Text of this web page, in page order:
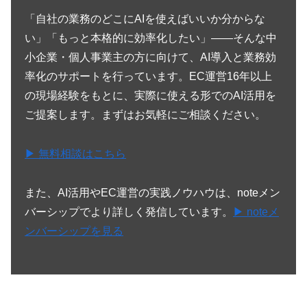
「自社の業務のどこにAIを使えばいいか分からな
い」「もっと本格的に効率化したい」——そんな中
小企業・個人事業主の方に向けて、AI導入と業務効
率化のサポートを行っています。EC運営16年以上
の現場経験をもとに、実際に使える形でのAI活用を
ご提案します。まずはお気軽にご相談ください。
▶ 無料相談はこちら
また、AI活用やEC運営の実践ノウハウは、noteメン
バーシップでより詳しく発信しています。
▶ noteメ
ンバーシップを見る